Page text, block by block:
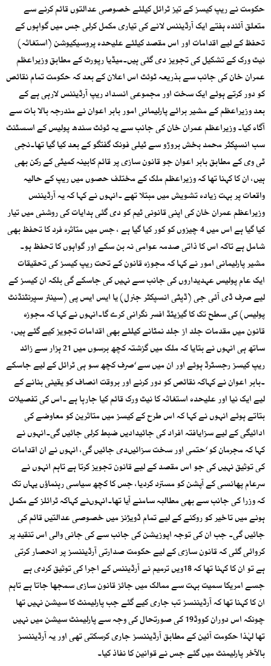
حکومت نے ریپ کیسز کے تیز ٹرائل کیلئے خصوصی عدالتوں قائم کرنے سے
متعلق آئندہ ہفتے ایک آرڈیننس لانے کی تیاری مکمل کرلی جس میں گواہوں کے
تحفظ کے لیے اقدامات اور اس مقصد کیلئے علیحدہ پروسیکیوشن (استغاثہ)
نیٹ ورک کے تشکیل کی تجویز دی گئی ہیں۔میڈیا رپورٹ کے مطابق وزیراعظم
عمران خان کی جانب سے بذریعہ ٹوئٹ اس اعلان کے بعد کہ حکومت تمام نقائص
کو دور کرتے ہوئے ایک سخت اور مجموعی انسداد ریپ آرڈیننس لارہی ہے کے
بعد وزیراعظم کے مشیر برائے پارلیمانی امور بابر اعوان نے مندرجہ بالا بات سے
آگاہ کیا۔ وزیراعظم عمران خان کی جانب سے یہ ٹوئٹ سندھ پولیس کے اسسٹنٹ
سب انسپکٹر محمد بخش بروڑو سے ٹیلی فونک گفتگو کے بعد کیا گیا تھا۔نجی
ٹی وی کے مطابق بابر اعوان جو قانون سازی پر قائم کابینہ کمیٹی کے رکن بھی
ہیں، ان کا کہنا تھا کہ وزیراعظم ملک کے مختلف حصوں میں ریپ کے حالیہ
واقعات پر بہت زیادہ تشویش میں مبتلا تھے ۔انہوں نے کہا کہ یہ آرڈیننس
وزیراعظم عمران خان کی اپنی قانونی ٹیم کو دی گئی ہدایات کی روشنی میں تیار
کیا گیا ہے اس میں 4 چیزوں کو کور کیا گیا ہے ، جس میں متاثرہ فرد کا تحفظ بھی
شامل ہے تاکہ اس کا ذاتی صدمہ عوامی نہ بن سکے اور گواہوں کا تحفظ ہو۔
مشیر پارلیمانی امور نے کہا کہ مجوزہ قانون کے تحت ریپ کیسز کی تحقیقات
ایک عام پولیس عہدیداروں کی جانب سے نہیں کی جاسکے گی بلکہ ان کیسز کے
لیے صرف ڈی آئی جی (ڈپٹی انسپکٹر جنرل) یا ایس ایس پی (سینئر سپرنٹنڈنٹ
پولیس) کی سطح تک کا گیزیٹڈ افسر نگرانی کرے گا۔انہوں نے کہا کہ مجوزہ
قانون میں مقدمات جلد از جلد نمٹانے کیلئے بھی اقدامات تجویز کیے گئے ہیں،
ساتھ ہی انہوں نے بتایا کہ ملک میں گزشتہ کچھ برسوں میں 21 ہزار سے زائد
ریپ کیسز رجسٹرڈ ہوئے اور ان میں سے ‘صرف کچھ سو ہی ٹرائل کے لیے جاسکے
۔بابر اعوان نے کہاکہ نقائص کو دور کرنے اور بروقت انصاف کو یقینی بنانے کے
لیے ایک نیا اور علیحدہ استغاثہ کا نیٹ ورک قائم کیا جارہا ہے ۔اس کی تفصیلات
بتاتے ہوئے انہوں نے کہا کہ اس طرح کے کیسز میں متاثرین کو معاوضے کی
ادائیگی کے لیے سزایافتہ افراد کی جائیدادیں ضبط کرلی جائیں گی۔انہوں نے
کہا کہ مجرمان کو ‘حتمی اور سخت سزائیںدی جائیں گی، انہوں نے ان اقدامات
کی توثیق نہیں کی جو اس مقصد کے لیے قانون تجویز کرتا ہے تاہم انہوں نے
سرعام پھانسی کے آپشن کو مسترد کردیا، جس کا کچھ سیاسی رہنماؤں یہاں تک
کہ وزرا کی جانب سے بھی مطالبہ سامنے آیا تھا۔انہوںنے کہاکہ ٹرائلز کے مکمل
ہونے میں تاخیر کو روکنے کے لیے تمام ڈویڑنز میں خصوصی عدالتیں قائم کی
جائیں گی۔ جب ان کی توجہ اپوزیشن کی جانب سے کی جانی والی اس تنقید پر
کروائی گئی کہ قانون سازی کے لیے حکومت صدارتی آرڈیننسز پر انحصار کرتی
ہے تو ان کا کہنا تھا کہ 18ویں ترمیم نے آرڈیننس کے اجرا کی توثیق کردی ہے
جسے امریکا سمیت بہت سے ممالک میں جائز قانون سازی سمجھا جاتا ہے تاہم
ان کا کہنا تھا کہ آرڈیننسز تب جاری کیے گئے جب پارلیمنٹ کا سیشن نہیں تھا
چونکہ اس دوران کووڈ19 کی صورتحال کی وجہ سے پارلیمنٹ سیشن میں نہیں
تھا لہٰذا حکومت آئین کے مطابق آرڈیننسز جاری کرسکتی تھی اور یہ آرڈیننسز
بالآخر پارلیمنٹ میں گئے جس نے قوانین کا نفاذ کیا۔